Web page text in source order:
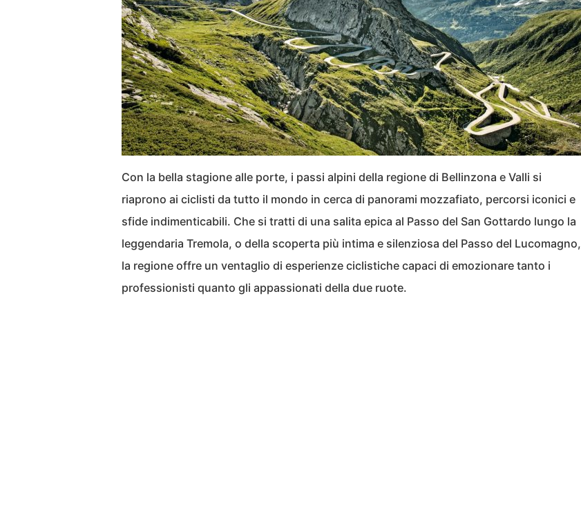
Con la bella stagione alle porte, i passi alpini della regione di Bellinzona e Valli si
riaprono ai ciclisti da tutto il mondo in cerca di panorami mozzafiato, percorsi iconici e
sfide indimenticabili. Che si tratti di una salita epica al Passo del San Gottardo lungo la
leggendaria Tremola, o della scoperta più intima e silenziosa del Passo del Lucomagno,
la regione offre un ventaglio di esperienze ciclistiche capaci di emozionare tanto i
professionisti quanto gli appassionati della due ruote.